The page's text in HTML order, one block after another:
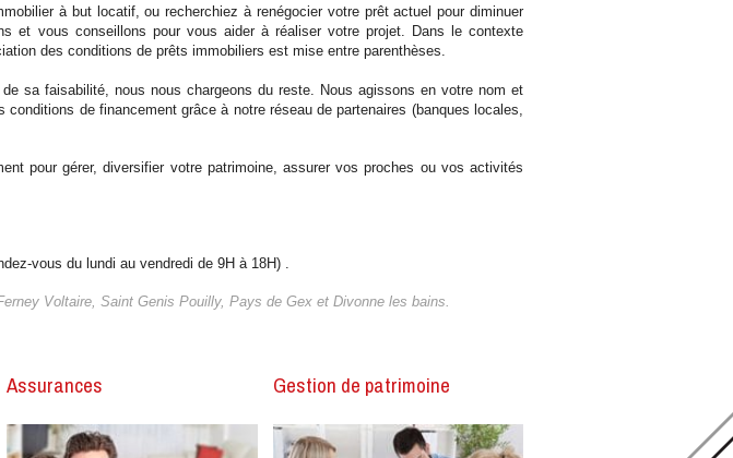
à but locatif, ou recherchiez à renégocier votre prêt actuel pour diminuer
et vous conseillons pour vous aider à réaliser votre projet. Dans le contexte
des conditions de prêts immobiliers est mise entre parenthèses.
sa faisabilité, nous nous chargeons du reste. Nous agissons en votre nom et
de financement grâce à notre réseau de partenaires (banques locales,
pour gérer, diversifier votre patrimoine, assurer vos proches ou vos activités
vous du lundi au vendredi de 9H à 18H) .
Voltaire, Saint Genis Pouilly, Pays de Gex et Divonne les bains.
Assurances Gestion de patrimoine